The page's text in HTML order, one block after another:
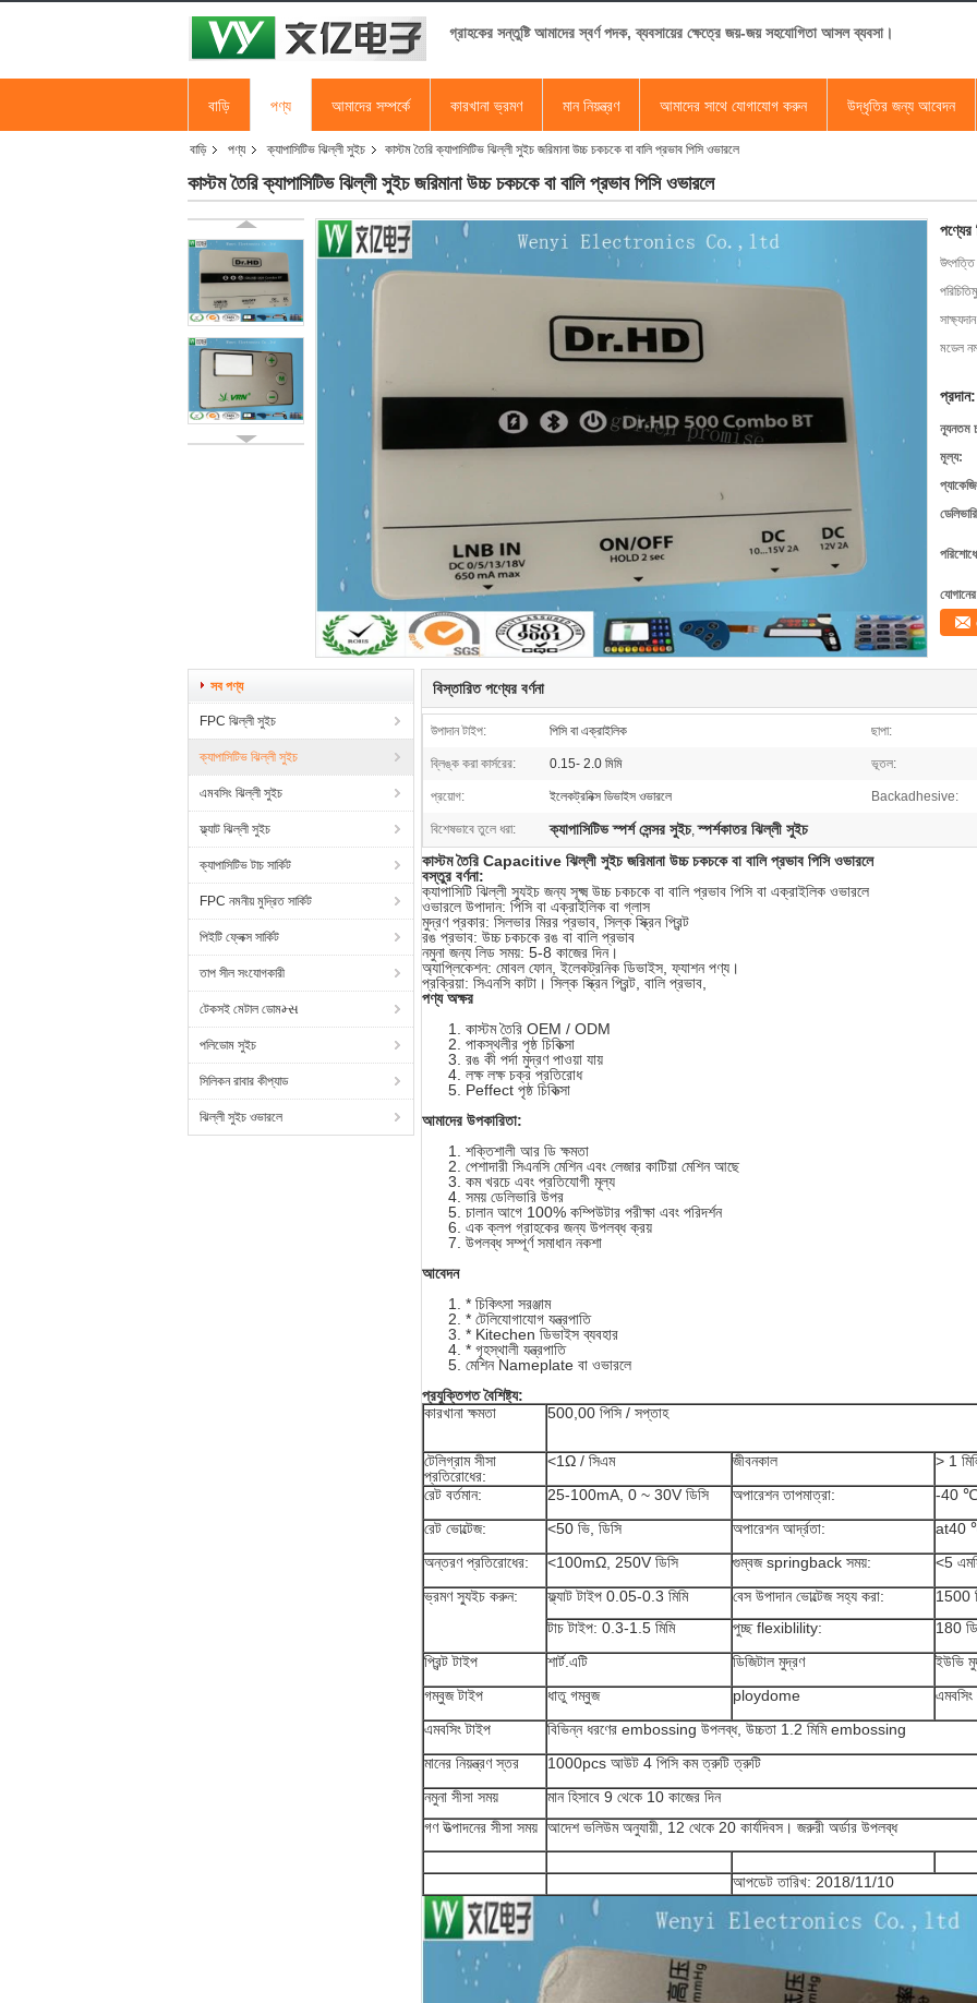
গ্রাহকের সন্তুষ্টি আমাদের স্বর্ণ পদক, ব্যবসায়ের ক্ষেত্রে জয়-জয় সহযোগিতা আসল ব্যবসা।
বাড়ি পণ্য আমাদের সম্পর্কে কারখানা ভ্রমণ মান নিয়ন্ত্রণ আমাদের সাথে যোগাযোগ করুন উদ্ধৃতির জন্য আবেদন
বাড়ি পণ্য ক্যাপাসিটিভ ঝিল্লী সুইচ কাস্টম তৈরি ক্যাপাসিটিভ ঝিল্লী সুইচ জরিমানা উচ্চ চকচকে বা বালি প্রভাব পিসি ওভারলে
কাস্টম তৈরি ক্যাপাসিটিভ ঝিল্লী সুইচ জরিমানা উচ্চ চকচকে বা বালি প্রভাব পিসি ওভারলে
পণ্যের
মডেল
প্রদান:
ন্যূনতম
মূল্য:
সব পণ্য
FPC ঝিল্লী সুইচ
ক্যাপাসিটিভ ঝিল্লী সুইচ
এমবসিং ঝিল্লী সুইচ
ফ্ল্যাট ঝিল্লী সুইচ
ক্যাপাসিটিভ টাচ সার্কিট
FPC নমনীয় মুদ্রিত সার্কিট
পিইটি ফ্লেক্স সার্কিট
তাপ সীল সংযোগকারী
টেকসই মেটাল ডোমમ્સ
পলিডোম সুইচ
সিলিকন রাবার কীপ্যাড
ঝিল্লী সুইচ ওভারলে
বিস্তারিত পণ্যের বর্ণনা
উপাদান টাইপ: পিসি বা এক্রাইলিক ছাপা:
ব্লিঙ্ক করা কার্সরের: 0.15- 2.0 মিমি ভূতল:
প্রয়োগ: ইলেকট্রনিক্স ডিভাইস ওভারলে Backadhesive:
বিশেষভাবে তুলে ধরা: ক্যাপাসিটিভ স্পর্শ সেন্সর সুইচ,স্পর্শকাতর ঝিল্লী সুইচ
কাস্টম তৈরি Capacitive ঝিল্লী সুইচ জরিমানা উচ্চ চকচকে বা বালি প্রভাব পিসি ওভারলে
বস্তুর বর্ণনা:
ক্যাপাসিটি ঝিল্লী স্যুইচ জন্য সূক্ষ্ম উচ্চ চকচকে বা বালি প্রভাব পিসি বা এক্রাইলিক ওভারলে
ওভারলে উপাদান: পিসি বা এক্রাইলিক বা গ্লাস
মুদ্রণ প্রকার: সিলভার মিরর প্রভাব, সিল্ক স্ক্রিন প্রিন্ট
রঙ প্রভাব: উচ্চ চকচকে রঙ বা বালি প্রভাব
নমুনা জন্য লিড সময়: 5-8 কাজের দিন।
অ্যাপ্লিকেশন: মোবল ফোন, ইলেকট্রনিক ডিভাইস, ফ্যাশন পণ্য।
প্রক্রিয়া: সিএনসি কাটা। সিল্ক স্ক্রিন প্রিন্ট, বালি প্রভাব,
পণ্য অক্ষর
কাস্টম তৈরি OEM / ODM
পাকস্থলীর পৃষ্ঠ চিকিত্সা
রঙ কী পর্দা মুদ্রণ পাওয়া যায়
লক্ষ লক্ষ চক্র প্রতিরোধ
Peffect পৃষ্ঠ চিকিত্সা
আমাদের উপকারিতা:
শক্তিশালী আর ডি ক্ষমতা
পেশাদারী সিএনসি মেশিন এবং লেজার কাটিয়া মেশিন আছে
কম খরচে এবং প্রতিযোগী মূল্য
সময় ডেলিভারি উপর
চালান আগে 100% কম্পিউটার পরীক্ষা এবং পরিদর্শন
এক ক্লপ গ্রাহকের জন্য উপলব্ধ ক্রয়
উপলব্ধ সম্পূর্ণ সমাধান নকশা
আবেদন
* চিকিৎসা সরঞ্জাম
* টেলিযোগাযোগ যন্ত্রপাতি
* Kitechen ডিভাইস ব্যবহার
* গৃহস্থালী যন্ত্রপাতি
মেশিন Nameplate বা ওভারলে
প্রযুক্তিগত বৈশিষ্ট্য:
কারখানা ক্ষমতা
500,00 পিসি / সপ্তাহ
টেলিগ্রাম সীসা
প্রতিরোধের:
<1Ω / সিএম জীবনকাল
> 1
রেট বর্তমান:
25-100mA, 0 ~ 30V ডিসি অপারেশন তাপমাত্রা:
-40
রেট ভোল্টেজ:
<50 ভি, ডিসি অপারেশন আর্দ্রতা:
at40
অন্তরণ প্রতিরোধের:
<100mΩ, 250V ডিসি গুম্বজ springback সময়:
<5
ভ্রমণ স্যুইচ করুন:
ফ্ল্যাট টাইপ 0.05-0.3 মিমি বেস উপাদান ভোল্টেজ সহ্য করা:
1500
টাচ টাইপ: 0.3-1.5 মিমি
পুচ্ছ flexiblility:
180
প্রিন্ট টাইপ
শার্ট.এটি ডিজিটাল মুদ্রণ
ইউভি
গম্বুজ টাইপ
ধাতু গম্বুজ ploydome
এমবসিং
এমবসিং টাইপ
বিভিন্ন ধরণের embossing উপলব্ধ, উচ্চতা 1.2 মিমি embossing
মানের নিয়ন্ত্রণ স্তর
1000pcs আউট 4 পিসি কম ত্রুটি ত্রুটি
নমুনা সীসা সময়
মান হিসাবে 9 থেকে 10 কাজের দিন
গণ উত্পাদনের সীসা সময় আদেশ ভলিউম অনুযায়ী, 12 থেকে 20 কার্যদিবস। জরুরী অর্ডার উপলব্ধ
আপডেট তারিখ: 2018/11/10